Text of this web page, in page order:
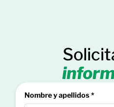
Nombre y apellidos *